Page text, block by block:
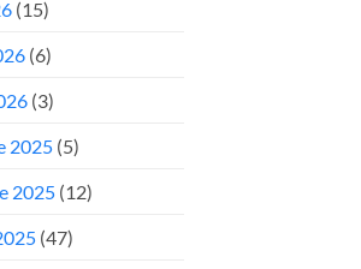
(15)
(6)
(3)
2025(5)
2025(12)
(47)